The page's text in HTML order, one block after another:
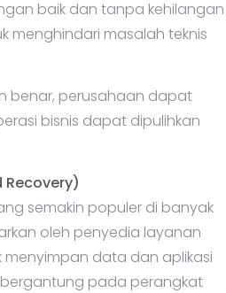
baik dan tanpa kehilangan
menghindari masalah teknis
benar, perusahaan dapat
bisnis dapat dipulihkan
Recovery)
semakin populer di banyak
oleh penyedia layanan
menyimpan data dan aplikasi
pada perangkat